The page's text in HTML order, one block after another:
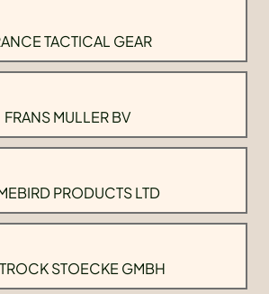
TACTICAL GEAR
FRANS MULLER BV
PRODUCTS LTD
STOECKE GMBH